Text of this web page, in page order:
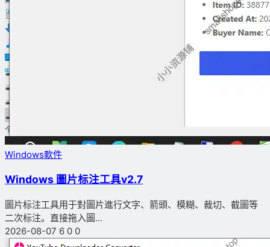
Windows軟件
Windows 圖片标注工具v2.7
圖片标注工具用于對圖片進行文字、箭頭、模糊、裁切、截圖等
二次标注。直接拖入圖...
2026-08-07 6 0 0